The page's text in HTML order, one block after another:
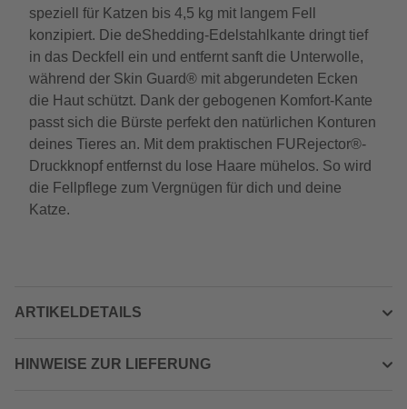
speziell für Katzen bis 4,5 kg mit langem Fell
konzipiert. Die deShedding-Edelstahlkante dringt tief
in das Deckfell ein und entfernt sanft die Unterwolle,
während der Skin Guard® mit abgerundeten Ecken
die Haut schützt. Dank der gebogenen Komfort-Kante
passt sich die Bürste perfekt den natürlichen Konturen
deines Tieres an. Mit dem praktischen FURejector®-
Druckknopf entfernst du lose Haare mühelos. So wird
die Fellpflege zum Vergnügen für dich und deine
Katze.
ARTIKELDETAILS
HINWEISE ZUR LIEFERUNG